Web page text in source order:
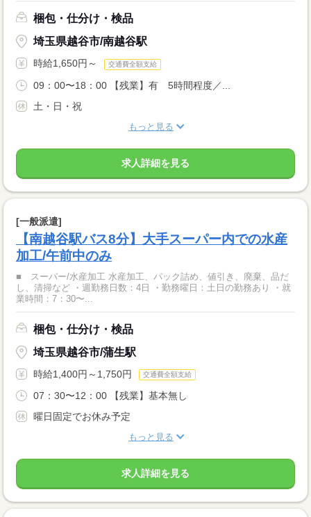
梱包・仕分け・検品
埼玉県越谷市/南越谷駅
時給1,650円～ 交通費全額支給
09：00〜18：00 【残業】有 5時間程度／...
土・日・祝
もっと見る
求人詳細を見る
[一般派遣]
【南越谷駅バス8分】大手スーパー内での水産
加工/午前中のみ
■ スーパー/水産加工 水産加工、パック詰め、値引き、廃棄、品だ
し、清掃など ・週勤務日数：4日 ・勤務曜日：土日の勤務あり ・就
業時間：7：30〜...
梱包・仕分け・検品
埼玉県越谷市/蒲生駅
時給1,400円～1,750円 交通費全額支給
07：30〜12：00 【残業】基本無し
曜日固定でお休み予定
もっと見る
求人詳細を見る